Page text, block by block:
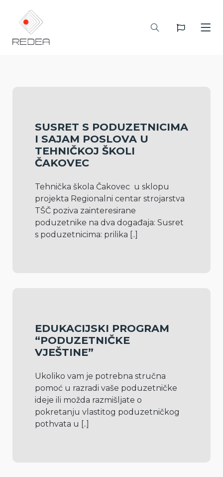
SUSRET S PODUZETNICIMA
I SAJAM POSLOVA U
TEHNIČKOJ ŠKOLI
ČAKOVEC
Tehnička škola Čakovec  u sklopu
projekta Regionalni centar strojarstva
TŠČ poziva zainteresirane
poduzetnike na dva događaja: Susret
s poduzetnicima: prilika [..]
EDUKACIJSKI PROGRAM
“PODUZETNIČKE
VJEŠTINE”
Ukoliko vam je potrebna stručna
pomoć u razradi vaše poduzetničke
ideje ili možda razmišljate o
pokretanju vlastitog poduzetničkog
pothvata u [..]